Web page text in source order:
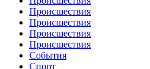
Происшествия
Происшествия
Происшествия
Происшествия
События
Спорт